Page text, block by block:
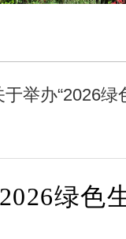
于举办“2026
绿色